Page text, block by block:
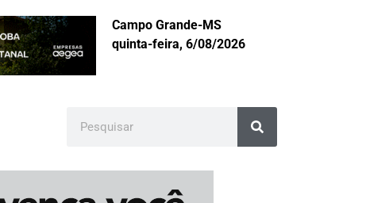
Campo Grande-MS
quinta-feira, 6/08/2026